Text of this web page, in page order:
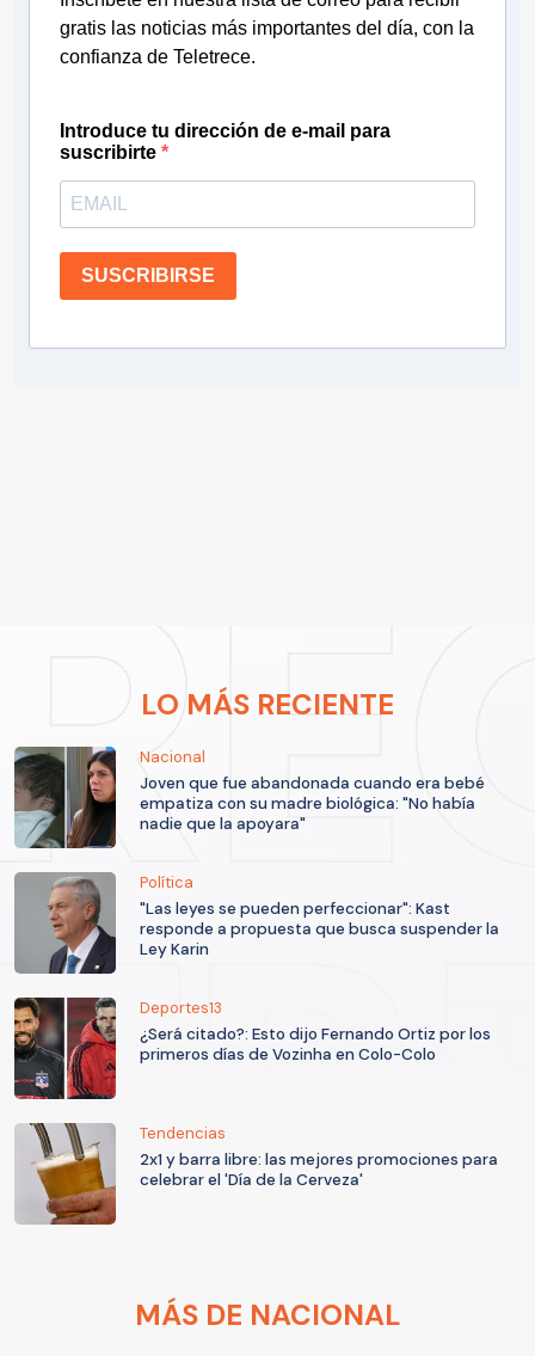
gratis las noticias más importantes del día, con la
confianza de Teletrece.
Introduce tu dirección de e-mail para
suscribirte
SUSCRIBIRSE
LO MÁS RECIENTE
Nacional
Joven que fue abandonada cuando era bebé
empatiza con su madre biológica: "No había
nadie que la apoyara"
Política
"Las leyes se pueden perfeccionar": Kast
responde a propuesta que busca suspender la
Ley Karin
Deportes13
¿Será citado?: Esto dijo Fernando Ortiz por los
primeros días de Vozinha en Colo-Colo
Tendencias
2x1 y barra libre: las mejores promociones para
celebrar el 'Día de la Cerveza'
MÁS DE NACIONAL